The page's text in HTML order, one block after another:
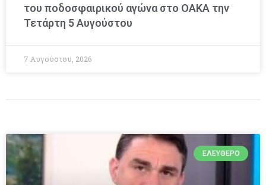
του ποδοσφαιρικού αγώνα στο ΟΑΚΑ την
Τετάρτη 5 Αυγούστου
7 Αυγούστου, 2026
ΕΛΕΎΘΕΡΟ